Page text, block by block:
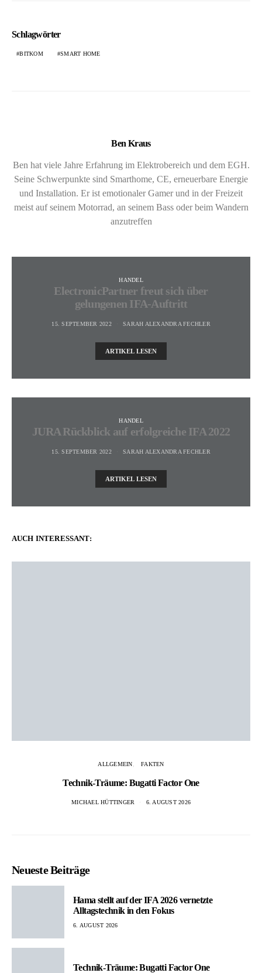
Schlagwörter
BITKOM SMART HOME
Ben Kraus
Ben hat viele Jahre Erfahrung im Elektrobereich und dem EGH.
Seine Schwerpunkte sind Smarthome, CE, erneuerbare Energie
und Installation. Er ist emotionaler Gamer und in der Freizeit
meist auf seinem Motorrad, an seinem Bass oder beim Wandern
anzutreffen
HANDEL
ElectronicPartner freut sich über
gelungenen IFA-Auftritt
15. SEPTEMBER 2022 SARAH ALEXANDRA FECHLER
ARTIKEL LESEN
HANDEL
JURA Rückblick auf erfolgreiche IFA 2022
15. SEPTEMBER 2022 SARAH ALEXANDRA FECHLER
ARTIKEL LESEN
AUCH INTERESSANT:
ALLGEMEIN FAKTEN
Technik-Träume: Bugatti Factor One
MICHAEL HÜTTINGER 6. AUGUST 2026
Neueste Beiträge
Hama stellt auf der IFA 2026 vernetzte
Alltagstechnik in den Fokus
6. AUGUST 2026
Technik-Träume: Bugatti Factor One